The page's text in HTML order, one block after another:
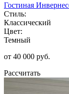
Гостиная
Стиль:
Классический
Цвет:
Темный
от 40 000 руб.
Рассчитать